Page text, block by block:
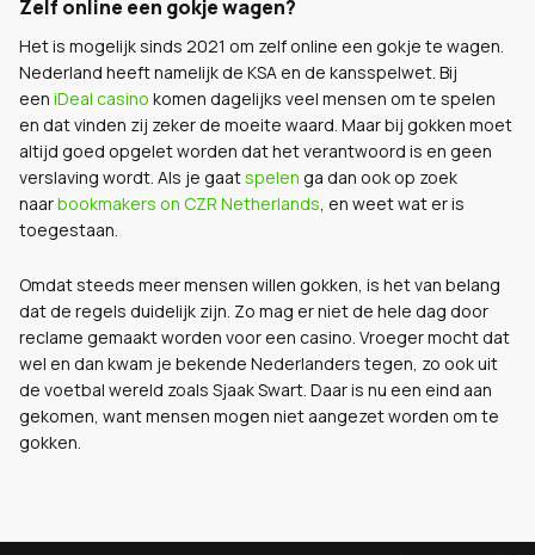
Zelf online een gokje wagen?
Het is mogelijk sinds 2021 om zelf online een gokje te wagen.
Nederland heeft namelijk de KSA en de kansspelwet. Bij
een iDeal casino komen dagelijks veel mensen om te spelen
en dat vinden zij zeker de moeite waard. Maar bij gokken moet
altijd goed opgelet worden dat het verantwoord is en geen
verslaving wordt. Als je gaatspelen ga dan ook op zoek
naarbookmakers on CZR Netherlands, en weet wat er is
toegestaan.
Omdat steeds meer mensen willen gokken, is het van belang
dat de regels duidelijk zijn. Zo mag er niet de hele dag door
reclame gemaakt worden voor een casino. Vroeger mocht dat
wel en dan kwam je bekende Nederlanders tegen, zo ook uit
de voetbal wereld zoals Sjaak Swart. Daar is nu een eind aan
gekomen, want mensen mogen niet aangezet worden om te
gokken.